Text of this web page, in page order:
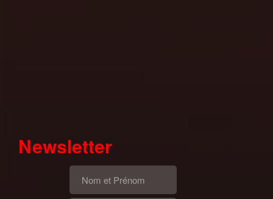
Newsletter